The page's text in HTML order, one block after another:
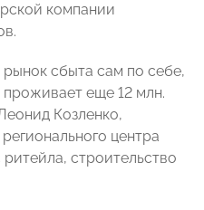
компании
сбыта сам по себе,
еще 12 млн.
Козленко,
центра
строительство